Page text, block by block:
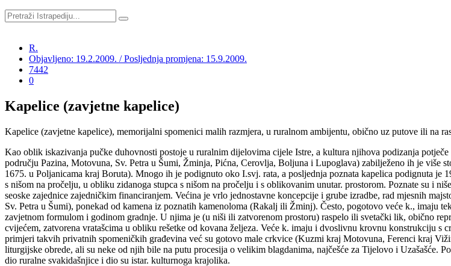
R.
Objavljeno: 19.2.2009. / Posljednja promjena: 15.9.2009.
7442
0
Kapelice (zavjetne kapelice)
Kapelice (zavjetne kapelice), memorijalni spomenici malih razmjera, u ruralnom ambijentu, obično uz putove ili na
Kao oblik iskazivanja pučke duhovnosti postoje u ruralnim dijelovima cijele Istre, a kultura njihova podizanja
području Pazina, Motovuna, Sv. Petra u Šumi, Žminja, Pićna, Cerovlja, Boljuna i Lupoglava) zabilježeno ih je
1675. u Poljanicama kraj Boruta). Mnogo ih je podignuto oko I.svj. rata, a posljednja poznata kapelica podignuta
s nišom na pročelju, u obliku zidanoga stupca s nišom na pročelju i s oblikovanim unutar. prostorom. Poznate su i
seoske zajednice zajedničkim financiranjem. Većina je vrlo jednostavne koncepcije i grube izradbe, rad mjesnih
Sv. Petra u Šumi), ponekad od kamena iz poznatih kamenoloma (Rakalj ili Žminj). Često, pogotovo veće k., imaju
zavjetnom formulom i godinom gradnje. U njima je (u niši ili zatvorenom prostoru) raspelo ili svetački lik, obično
cvijećem, zatvorena vratašcima u obliku rešetke od kovana željeza. Veće k. imaju i dvoslivnu krovnu konstrukciju
primjeri takvih privatnih spomeničkih građevina već su gotovo male crkvice (Kuzmi kraj Motovuna, Ferenci kraj
liturgijske obrede, ali su neke od njih bile na putu procesija o velikim blagdanima, najčešće za Tijelovo i Uzašašće.
dio ruralne svakidašnjice i dio su istar. kulturnoga krajolika.